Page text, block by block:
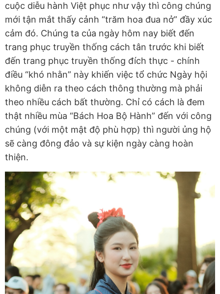
cuộc diễu hành Việt phục như vậy thì công chúng
mới tận mắt thấy cảnh “trăm hoa đua nở” đầy xúc
cảm đó. Chúng ta của ngày hôm nay biết đến
trang phục truyền thống cách tân trước khi biết
đến trang phục truyền thống đích thực - chính
điều “khó nhằn” này khiến việc tổ chức Ngày hội
không diễn ra theo cách thông thường mà phải
theo nhiều cách bất thường. Chỉ có cách là đem
thật nhiều mùa “Bách Hoa Bộ Hành” đến với công
chúng (với một mật độ phù hợp) thì người ủng hộ
sẽ càng đông đảo và sự kiện ngày càng hoàn
thiện.